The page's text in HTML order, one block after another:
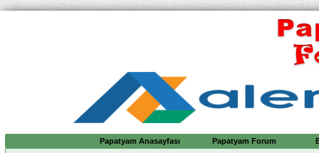
Papatyam Anasayfası Papatyam Forum